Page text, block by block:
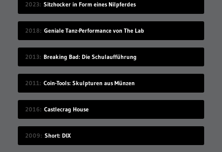
2023 Sitzhocker in Form eines Nilpferdes
2018 Geniale Tanz-Performance von The Lab
2013 Breaking Bad: Die Schulaufführung
2011 Coin-Tools: Skulpturen aus Münzen
2016 Castlecrag House
2009 Short: DIX